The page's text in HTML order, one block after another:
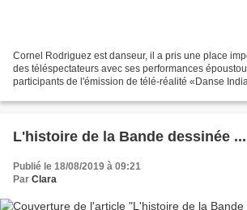
Cornel Rodriguez est danseur, il a pris une place
des téléspectateurs avec ses performances
participants de l'émission de télé-réalité «Danse
L'histoire de la Bande dessinée ...
Publié le 18/08/2019 à 09:21
Par Clara